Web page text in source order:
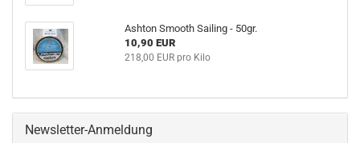
Ashton Smooth Sailing - 50gr.
10,90 EUR
218,00 EUR pro Kilo
Newsletter-Anmeldung